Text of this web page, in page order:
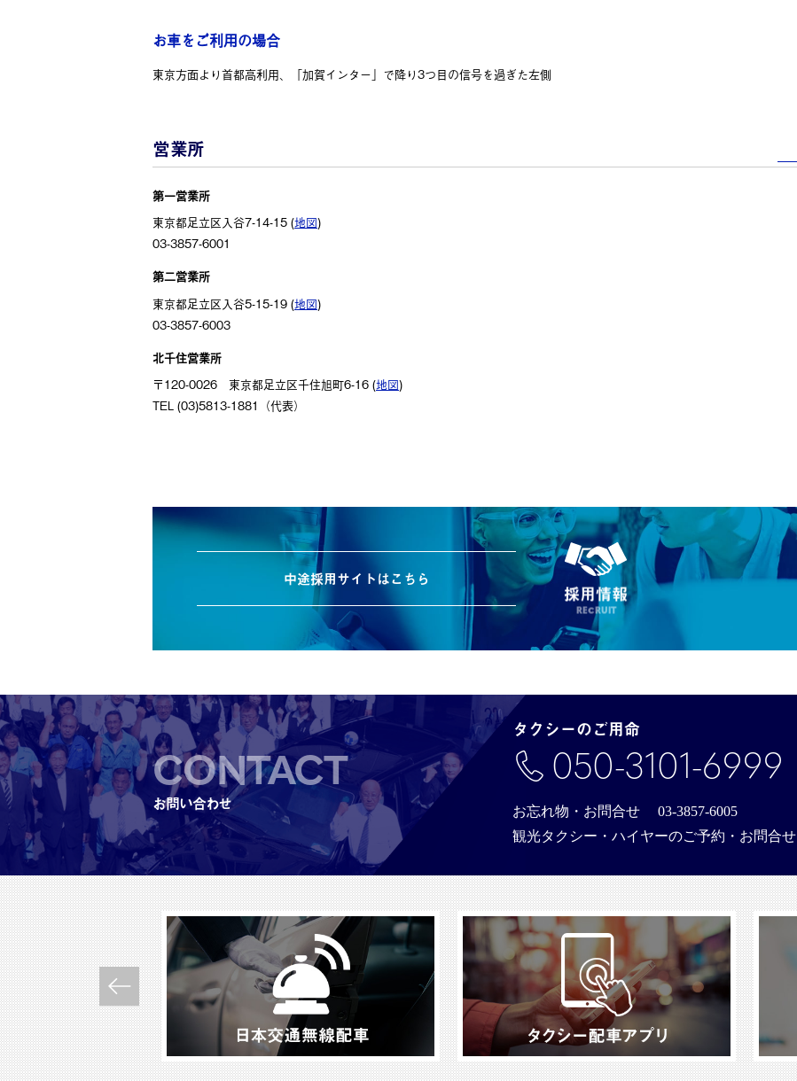
お車をご利用の場合
東京方面より首都高利用、「加賀インター」で降り3つ目の信号を過ぎた左側
営業所
第一営業所
東京都足立区入谷7-14-15 (地図)
03-3857-6001
第二営業所
東京都足立区入谷5-15-19 (地図)
03-3857-6003
北千住営業所
〒120-0026 東京都足立区千住旭町6-16 (地図)
TEL (03)5813-1881（代表）
採用情報
RECRUIT
中途採用サイトはこちら
CONTACT
お問い合わせ
タクシーのご用命
050-3101-6999
お忘れ物・お問合せ 03-3857-6005
観光タクシー・ハイヤーのご予約・お問合せ